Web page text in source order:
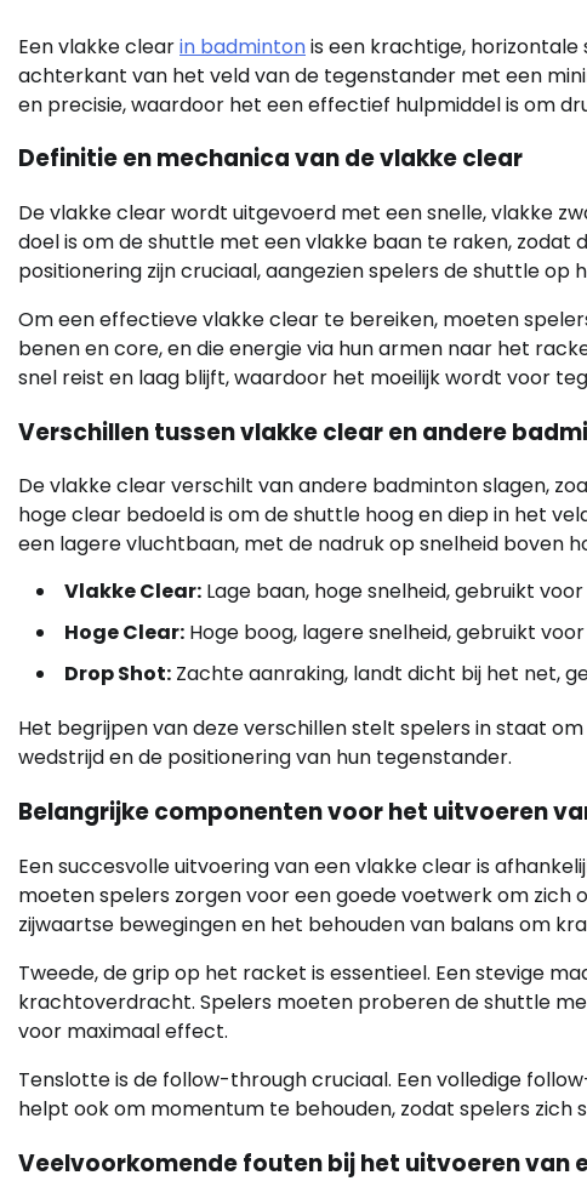
Een vlakke clearin badmintonis een krachtige,
achterkant van het veld van de tegenstander met een
en precisie, waardoor het een effectief hulpmiddel is om
Definitie en mechanica van de vlakke clear
De vlakke clear wordt uitgevoerd met een snelle, vlakke
doel is om de shuttle met een vlakke baan te raken, zodat
positionering zijn cruciaal, aangezien spelers de shuttle
Om een effectieve vlakke clear te bereiken, moeten
benen en core, en die energie via hun armen naar het
snel reist en laag blijft, waardoor het moeilijk wordt voor
Verschillen tussen vlakke clear en andere
De vlakke clear verschilt van andere badminton slagen,
hoge clear bedoeld is om de shuttle hoog en diep in het
een lagere vluchtbaan, met de nadruk op snelheid boven
Vlakke Clear: Lage baan, hoge snelheid, gebruikt
Hoge Clear: Hoge boog, lagere snelheid, gebruikt
Drop Shot: Zachte aanraking, landt dicht bij het net,
Het begrijpen van deze verschillen stelt spelers in staat
wedstrijd en de positionering van hun tegenstander.
Belangrijke componenten voor het uitvoeren
Een succesvolle uitvoering van een vlakke clear is
moeten spelers zorgen voor een goede voetwerk om
zijwaartse bewegingen en het behouden van balans om
Tweede, de grip op het racket is essentieel. Een stevige
krachtoverdracht. Spelers moeten proberen de shuttle
voor maximaal effect.
Tenslotte is de follow-through cruciaal. Een volledige
helpt ook om momentum te behouden, zodat spelers zich
Veelvoorkomende fouten bij het uitvoeren van